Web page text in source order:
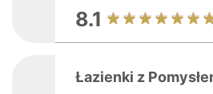
8.1
Łazienki z